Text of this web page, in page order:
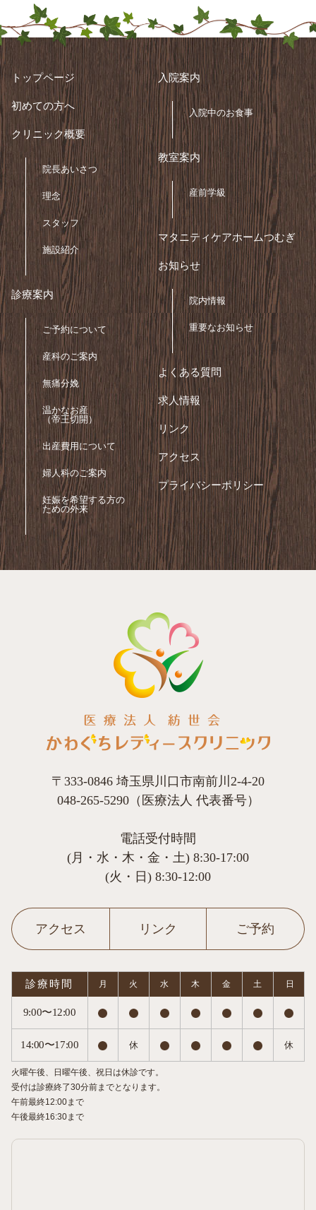
トップページ
初めての方へ
クリニック概要
院長あいさつ
理念
スタッフ
施設紹介
診療案内
ご予約について
産科のご案内
無痛分娩
温かなお産
（帝王切開）
出産費用について
婦人科のご案内
妊娠を希望する方の
ための外来
入院案内
入院中のお食事
教室案内
産前学級
マタニティケアホームつむぎ
お知らせ
院内情報
重要なお知らせ
よくある質問
求人情報
リンク
アクセス
プライバシーポリシー
〒333-0846 埼玉県川口市南前川2-4-20
048-265-5290（医療法人 代表番号）
電話受付時間
(月・水・木・金・土) 8:30-17:00
(火・日) 8:30-12:00
アクセス リンク ご予約
診療時間 月 火 水 木 金 土 日
9:00〜12:00
14:00〜17:00 休 休
火曜午後、日曜午後、祝日は休診です。
受付は診療終了30分前までとなります。
午前最終12:00まで
午後最終16:30まで